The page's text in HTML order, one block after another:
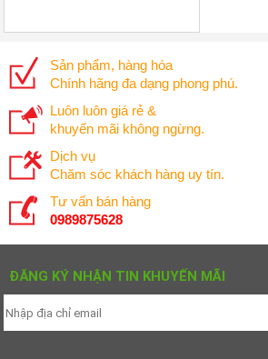
Sản phẩm, hàng hóa
Chính hãng đa dạng phong phú.
Luôn luôn giá rẻ &
khuyến mãi không ngừng.
Dịch vụ
Chăm sóc khách hàng uy tín.
Tư vấn bán hàng
0989875628
ĐĂNG KÝ NHẬN TIN KHUYẾN MÃI